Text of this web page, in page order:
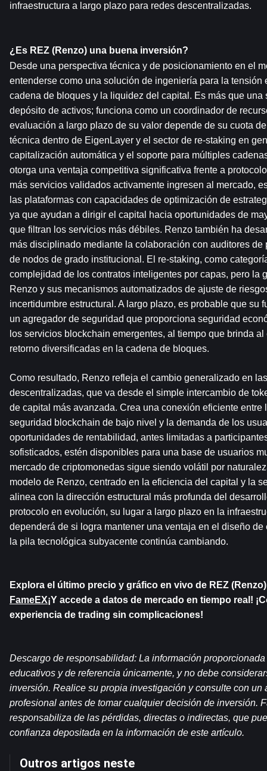
infraestructura a largo plazo para redes descentralizadas.
¿Es REZ (Renzo) una buena inversión?
Desde una perspectiva técnica y de posicionamiento en el
entenderse como una solución de ingeniería para la tensión
cadena de bloques y la liquidez del capital. Es más que una
depósito de activos; funciona como un coordinador de
evaluación a largo plazo de su valor depende de su cuota
técnica dentro de EigenLayer y el sector de re-staking en
capitalización automática y el soporte para múltiples
otorga una ventaja competitiva significativa frente a
más servicios validados activamente ingresen al mercado,
las plataformas con capacidades de optimización de
ya que ayudan a dirigir el capital hacia oportunidades de
que filtran los servicios más débiles. Renzo también ha
más disciplinado mediante la colaboración con auditores de
de nodos de grado institucional. El re-staking, como
complejidad de los contratos inteligentes por capas, pero la
Renzo y sus mecanismos automatizados de ajuste de
incertidumbre estructural. A largo plazo, es probable que su
un agregador de seguridad que proporciona seguridad
los servicios blockchain emergentes, al tiempo que brinda
retorno diversificadas en la cadena de bloques.
Como resultado, Renzo refleja el cambio generalizado en
descentralizadas, que va desde el simple intercambio de
de capital más avanzada. Crea una conexión eficiente entre
seguridad blockchain de bajo nivel y la demanda de los
oportunidades de rentabilidad, antes limitadas a
sofisticados, estén disponibles para una base de usuarios
mercado de criptomonedas sigue siendo volátil por
modelo de Renzo, centrado en la eficiencia del capital y la
alinea con la dirección estructural más profunda del
protocolo en evolución, su lugar a largo plazo en la
dependerá de si logra mantener una ventaja en el diseño
la pila tecnológica subyacente continúa cambiando.
Explora el último precio y gráfico en vivo de REZ
FameEX¡Y accede a datos de mercado en tiempo real!
experiencia de trading sin complicaciones!
Descargo de responsabilidad: La información
educativos y de referencia únicamente, y no debe
inversión. Realice su propia investigación y consulte con un
profesional antes de tomar cualquier decisión de inversión.
responsabiliza de las pérdidas, directas o indirectas, que
confianza depositada en la información de este artículo.
Outros artigos neste